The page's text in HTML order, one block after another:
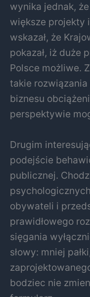
wynika jednak,
większe projekty
wskazał, że
pokazał, iż duże
Polsce możliwe.
takie
biznesu
perspektywie
Drugim
podejście
publicznej.
obywateli i
prawidłowego
sięgania
słowy: mniej
bodziec nie